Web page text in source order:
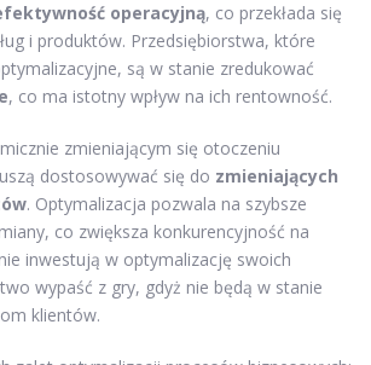
operacyjną, co przekłada się
i produktów. Przedsiębiorstwa, które
są w stanie zredukować
, co ma istotny wpływ na ich rentowność.
zmieniającym się otoczeniu
dostosowywać się do zmieniających
. Optymalizacja pozwala na szybsze
co zwiększa konkurencyjność na
inwestują w optymalizację swoich
wypaść z gry, gdyż nie będą w stanie
klientów.